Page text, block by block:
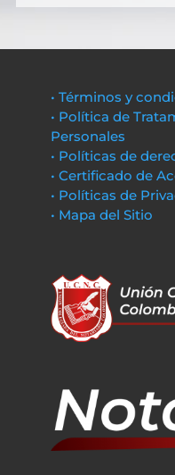
• Términos y
• Política de
Personales
• Políticas de
• Certificado de
• Políticas de
• Mapa del Sitio